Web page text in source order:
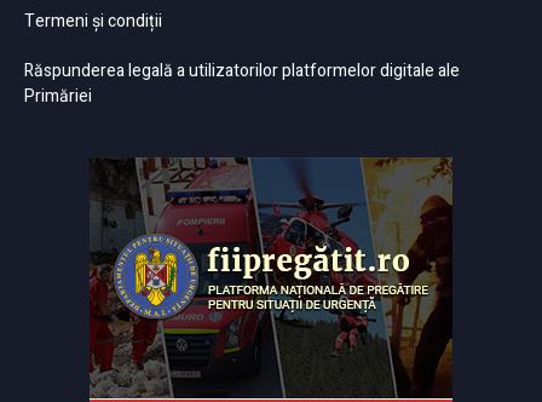
Termeni și condiții
Răspunderea legală a utilizatorilor platformelor digitale ale
Primăriei